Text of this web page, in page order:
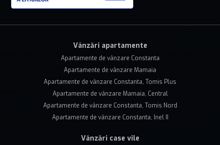
Vânzări apartamente
Apartamente de vânzare Constanta
Apartamente de vânzare Mamaia
Apartamente de vânzare Constanta, Tomis Plus
Apartamente de vânzare Mamaia, Central
Apartamente de vânzare Constanta, Tomis Nord
Apartamente de vânzare Constanta, Inel II
Vânzări case vile